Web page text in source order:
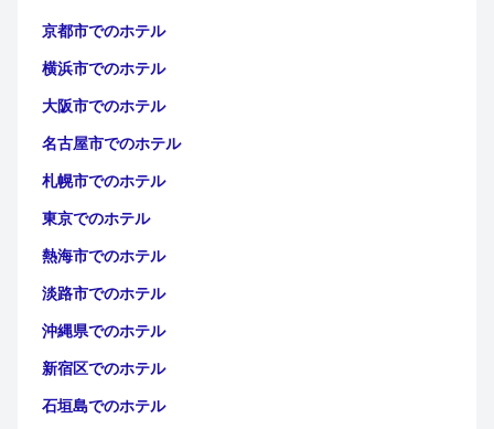
京都市でのホテル
横浜市でのホテル
大阪市でのホテル
名古屋市でのホテル
札幌市でのホテル
東京でのホテル
熱海市でのホテル
淡路市でのホテル
沖縄県でのホテル
新宿区でのホテル
石垣島でのホテル